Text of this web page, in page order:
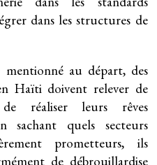
dans les structures de
mentionné au départ, des
Haïti doivent relever de
réaliser leurs rêves
sachant quels secteurs
prometteurs, ils
de débrouillardise